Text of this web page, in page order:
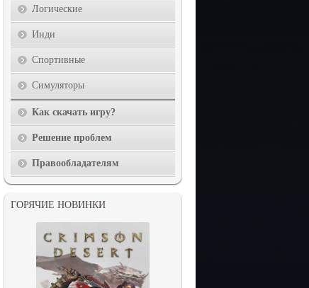
Логические
Инди
Спортивные
Симуляторы
Как скачать игру?
Решение проблем
Правообладателям
ГОРЯЧИЕ НОВИНКИ